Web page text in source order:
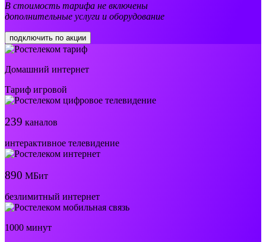
В стоимость тарифа не включены
дополнительные услуги и оборудование
подключить по акции
Домашний интернет
Тариф игровой
239 каналов
интерактивное телевидение
890 МБит
безлимитный интернет
1000 минут